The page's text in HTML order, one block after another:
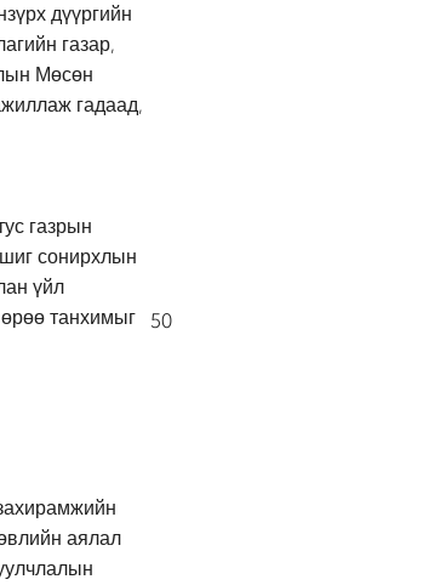
дүүргийн
газар,
Мөсөн
гадаад,
газрын
сонирхлын
үйл
танхимыг
50
аялал